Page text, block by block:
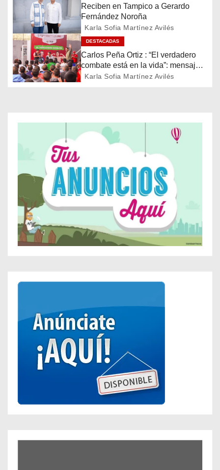
ó
n
d
e
a
d
a
s
Reciben en Tampico a Gerardo
Fernández Noroña
Karla Sofia Martínez Avilés
DESTACADAS
Carlos Peña Ortiz : “El verdadero
combate está en la vida”: mensaje
de Julio César Chávez en Reynosa
Karla Sofia Martínez Avilés